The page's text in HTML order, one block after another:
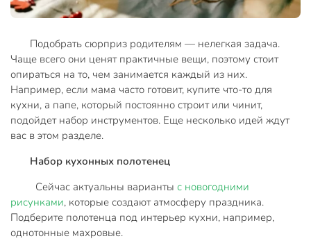
Подобрать сюрприз родителям — нелегкая задача.
Чаще всего они ценят практичные вещи, поэтому стоит
опираться на то, чем занимается каждый из них.
Например, если мама часто готовит, купите что-то для
кухни, а папе, который постоянно строит или чинит,
подойдет набор инструментов. Еще несколько идей ждут
вас в этом разделе.
Набор кухонных полотенец
Сейчас актуальны варианты с новогодними
рисунками, которые создают атмосферу праздника.
Подберите полотенца под интерьер кухни, например,
однотонные махровые.